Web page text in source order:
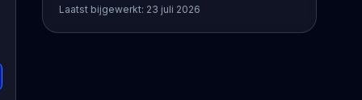
Laatst bijgewerkt: 23 juli 2026